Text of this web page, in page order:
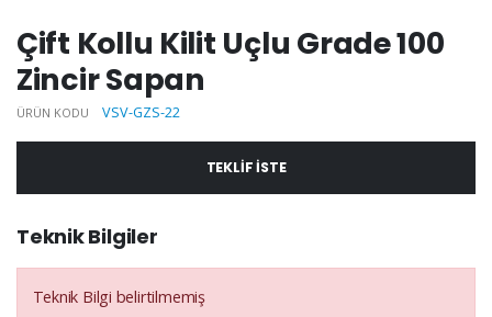
Çift Kollu Kilit Uçlu Grade 100
Zincir Sapan
ÜRÜN KODU VSV-GZS-22
TEKLIF ISTE
Teknik Bilgiler
Teknik Bilgi belirtilmemiş